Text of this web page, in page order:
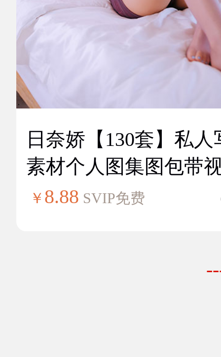
日奈娇【130套】私人
素材个人图集图包带
￥ 8.88 SVIP免费